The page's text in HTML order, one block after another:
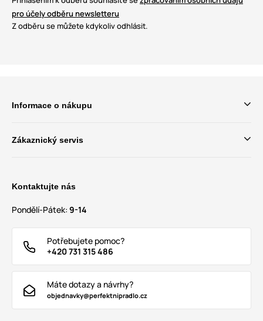
pro účely odběru newsletteru
Z odběru se můžete kdykoliv odhlásit.
Informace o nákupu
Zákaznický servis
Kontaktujte nás
Pondělí-Pátek: 9-14
Potřebujete pomoc?
+420 731 315 486
Máte dotazy a návrhy?
objednavky@perfektnipradlo.cz